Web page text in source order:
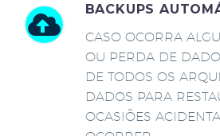
BACKUPS
CASO OCORRA
OU PERDA DE
DE TODOS OS
DADOS PARA
OCASIÕES